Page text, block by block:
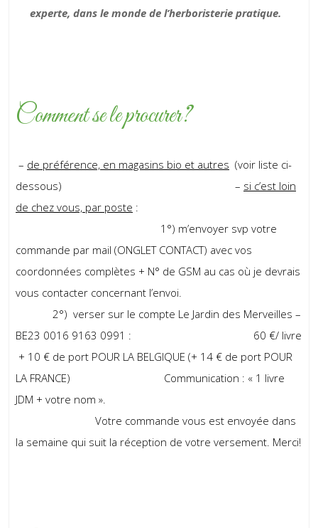
experte, dans le monde de l’herboristerie pratique.
Comment se le procurer?
– de préférence, en magasins bio et autres (voir liste ci-
dessous) – si c’est loin
de chez vous, par poste :
1°) m’envoyer svp votre
commande par mail (ONGLET CONTACT) avec vos
coordonnées complètes + N° de GSM au cas où je devrais
vous contacter concernant l’envoi.
2°) verser sur le compte Le Jardin des Merveilles –
BE23 0016 9163 0991 : 60 €/ livre
+ 10 € de port POUR LA BELGIQUE (+ 14 € de port POUR
LA FRANCE) Communication : « 1 livre
JDM + votre nom ».
Votre commande vous est envoyée dans
la semaine qui suit la réception de votre versement. Merci!